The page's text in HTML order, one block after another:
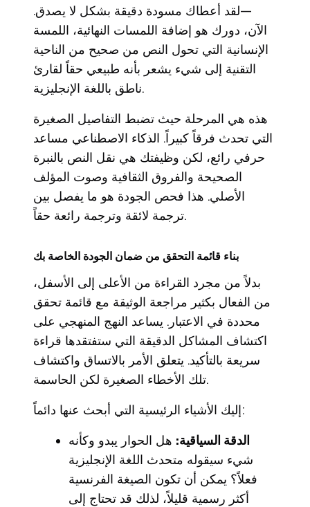
—لقد أعطاك مسودة دقيقة بشكل لا يصدق.
الآن، دورك هو إضافة اللمسات النهائية، اللمسة
الإنسانية التي تحول النص من صحيح من الناحية
التقنية إلى شيء يشعر بأنه طبيعي حقاً لقارئ
ناطق باللغة الإنجليزية.
هذه هي المرحلة حيث تضبط التفاصيل الصغيرة
التي تحدث فرقاً كبيراً. الذكاء الاصطناعي مساعد
حرفي رائع، لكن وظيفتك هي نقل النص بالنبرة
الصحيحة والفروق الثقافية وصوت المؤلف
الأصلي. هذا فحص الجودة هو ما يفصل بين
ترجمة لائقة وترجمة رائعة حقاً.
بناء قائمة التحقق من ضمان الجودة الخاصة بك
بدلاً من مجرد القراءة من الأعلى إلى الأسفل،
من الفعال بكثير مراجعة الوثيقة مع قائمة تحقق
محددة في الاعتبار. يساعد النهج المنهجي على
اكتشاف المشاكل الدقيقة التي ستفتقدها قراءة
سريعة بالتأكيد. يتعلق الأمر بالاتساق واكتشاف
تلك الأخطاء الصغيرة لكن الحاسمة.
إليك الأشياء الرئيسية التي أبحث عنها دائماً:
الدقة السياقية: هل الحوار يبدو وكأنه
شيء سيقوله متحدث اللغة الإنجليزية
فعلاً؟ يمكن أن تكون الصيغة الفرنسية
أكثر رسمية قليلاً، لذلك قد تحتاج إلى